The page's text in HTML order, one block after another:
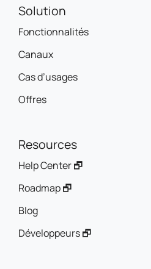
Solution
Fonctionnalités
Canaux
Cas d’usages
Offres
Resources
Help Center 🗗
Roadmap 🗗
Blog
Développeurs 🗗